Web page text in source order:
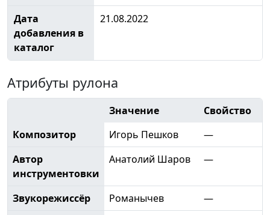
Дата
добавления в
каталог
21.08.2022
Атрибуты рулона
Значение
Свойство
Композитор
Игорь Пешков
—
Автор
инструментовки
Анатолий Шаров —
Звукорежиссёр Романычев
—